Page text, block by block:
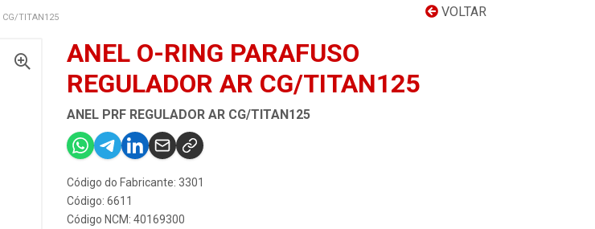
VOLTAR
CG/TITAN125
ANEL O-RING PARAFUSO
REGULADOR AR CG/TITAN125
ANEL PRF REGULADOR AR CG/TITAN125
Código do Fabricante: 3301
Código: 6611
Código NCM: 40169300